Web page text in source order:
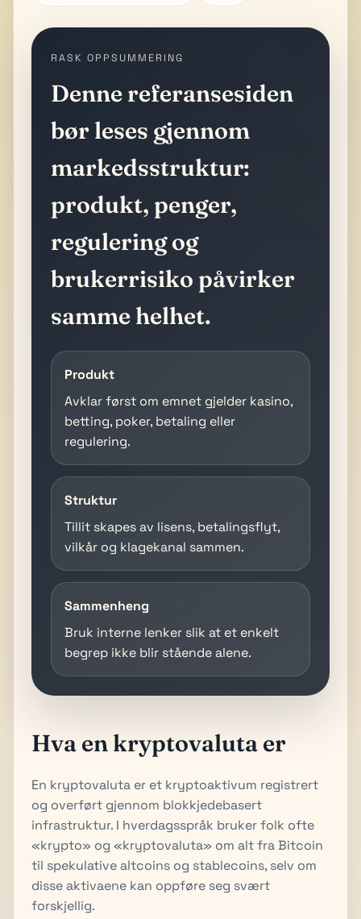
RASK OPPSUMMERING
Denne referansesiden
bør leses gjennom
markedsstruktur:
produkt, penger,
regulering og
brukerrisiko påvirker
samme helhet.
Produkt
Avklar først om emnet gjelder kasino,
betting, poker, betaling eller
regulering.
Struktur
Tillit skapes av lisens, betalingsflyt,
vilkår og klagekanal sammen.
Sammenheng
Bruk interne lenker slik at et enkelt
begrep ikke blir stående alene.
Hva en kryptovaluta er
En kryptovaluta er et kryptoaktivum registrert
og overført gjennom blokkjede­basert
infrastruktur. I hverdagsspråk bruker folk ofte
«krypto» og «kryptovaluta» om alt fra Bitcoin
til spekulative altcoins og stablecoins, selv om
disse aktivaene kan oppføre seg svært
forskjellig.